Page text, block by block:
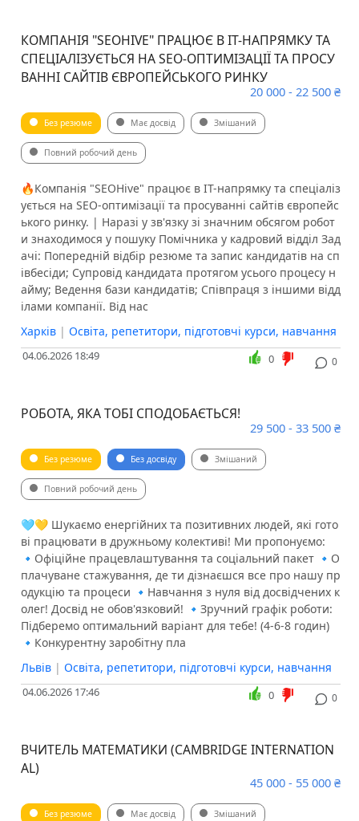
КОМПАНІЯ "SEOHIVE" ПРАЦЮЄ В ІТ-НАПРЯМКУ ТА
СПЕЦІАЛІЗУЄТЬСЯ НА SEO-ОПТИМІЗАЦІЇ ТА ПРОСУ
ВАННІ САЙТІВ ЄВРОПЕЙСЬКОГО РИНКУ
20 000 - 22 500 ₴
Без резюме Має досвід Змішаний
Повний робочий день
🔥Компанія "SEOHive" працює в ІТ-напрямку та спеціаліз
ується на SEO-оптимізації та просуванні сайтів європейс
ького ринку. | Наразі у зв'язку зі значним обсягом робот
и знаходимося у пошуку Помічника у кадровий відділ ️Зад
ачі: Попередній відбір резюме та запис кандидатів на сп
івбесіди; Супровід кандидата протягом усього процесу н
айму; Ведення бази кандидатів; Співпраця з іншими відд
ілами компанії. ️Від нас
Харків | Освіта, репетитори, підготовчі курси, навчання
04.06.2026 18:49 0
0
РОБОТА, ЯКА ТОБІ СПОДОБАЄТЬСЯ!
29 500 - 33 500 ₴
Без резюме Без досвіду Змішаний
Повний робочий день
🩵💛 Шукаємо енергійних та позитивних людей, які гото
ві працювати в дружньому колективі! Ми пропонуємо:
🔹Офіційне працевлаштування та соціальний пакет 🔹О
плачуване стажування, де ти дізнаєшся все про нашу пр
одукцію та процеси 🔹Навчання з нуля від досвідчених к
олег! Досвід не обов'язковий! 🔹Зручний графік роботи:
Підберемо оптимальний варіант для тебе! (4-6-8 годин)
🔹Конкурентну заробітну пла
Львів | Освіта, репетитори, підготовчі курси, навчання
04.06.2026 17:46 0
0
ВЧИТЕЛЬ МАТЕМАТИКИ (CAMBRIDGE INTERNATION
AL)
45 000 - 55 000 ₴
Без резюме Має досвід Змішаний